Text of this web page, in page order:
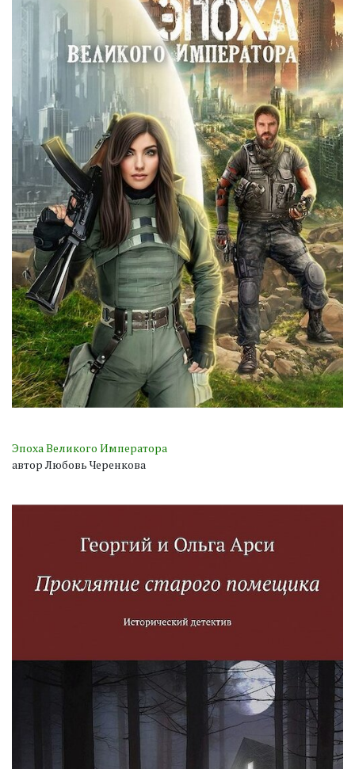
Эпоха Великого Императора
автор Любовь Черенкова